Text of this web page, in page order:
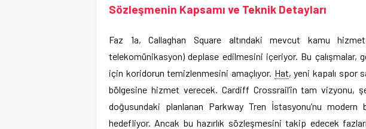
Sözleşmenin Kapsamı ve Teknik Detayları
Faz 1a, Callaghan Square altındaki mevcut kamu
telekomünikasyon) deplase edilmesini içeriyor. Bu çalışmalar,
için koridorun temizlenmesini amaçlıyor. Hat, yeni kapalı spor
bölgesine hizmet verecek. Cardiff Crossrail’in tam vizyonu,
doğusundaki planlanan Parkway Tren İstasyonu’nu modern
hedefliyor. Ancak bu hazırlık sözleşmesini takip edecek